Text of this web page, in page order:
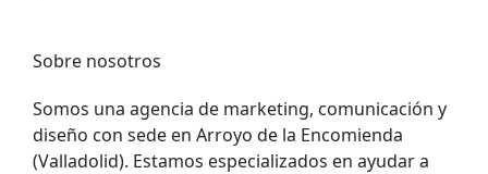
Sobre nosotros
Somos una agencia de marketing, comunicación y
diseño con sede en Arroyo de la Encomienda
(Valladolid). Estamos especializados en ayudar a